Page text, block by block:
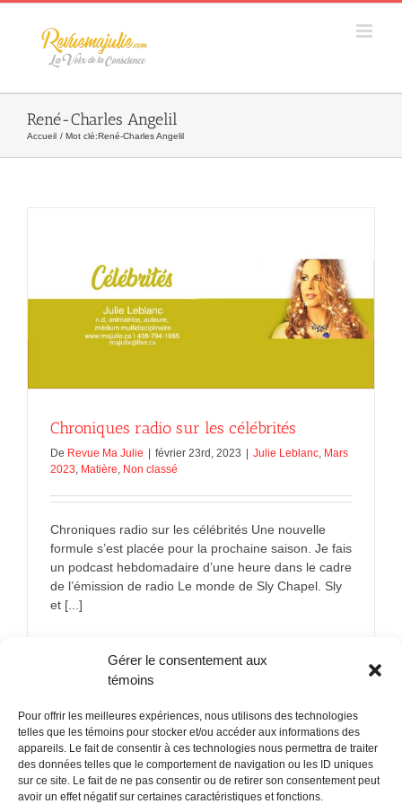
Gérer le consentement aux
témoins
Pour offrir les meilleures expériences, nous utilisons des technologies
telles que les témoins pour stocker et/ou accéder aux informations des
appareils. Le fait de consentir à ces technologies nous permettra de traiter
des données telles que le comportement de navigation ou les ID uniques
sur ce site. Le fait de ne pas consentir ou de retirer son consentement peut
avoir un effet négatif sur certaines caractéristiques et fonctions.
Skip
René-Charles Angelil
Accueil Mot clé:René-Charles Angelil
Chroniques radio sur les célébrités
De Revue Ma Julie | février 23rd, 2023 | Julie Leblanc, Mars
2023, Matière, Non classé
Chroniques radio sur les célébrités Une nouvelle
formule s’est placée pour la prochaine saison. Je fais
un podcast hebdomadaire d’une heure dans le cadre
de l’émission de radio Le monde de Sly Chapel. Sly
et [...]
radio
POLITIQUE CONFIDENTIALITÉES